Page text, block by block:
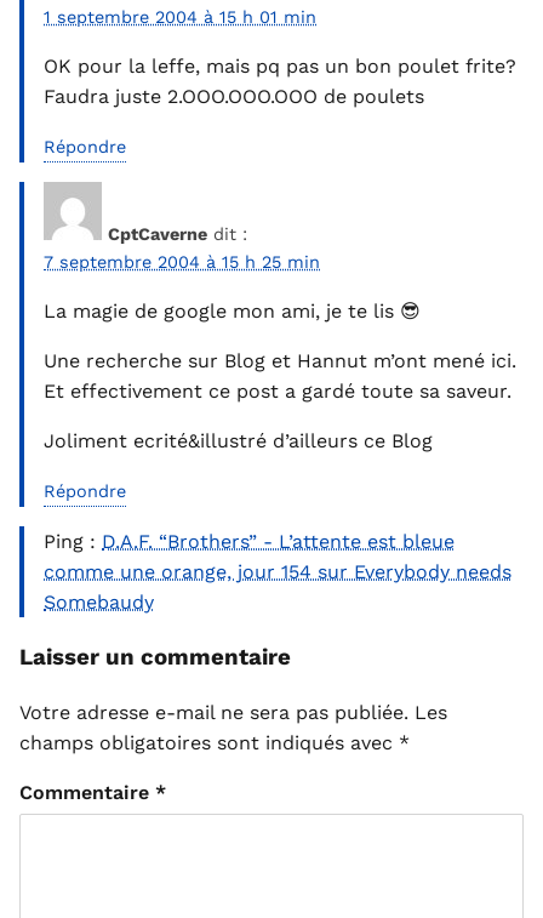
1 septembre 2004 à 15 h 01 min
OK pour la leffe, mais pq pas un bon poulet frite?
Faudra juste 2.OOO.OOO.OOO de poulets
Répondre
CptCaverne dit :
7 septembre 2004 à 15 h 25 min
La magie de google mon ami, je te lis 😎
Une recherche sur Blog et Hannut m’ont mené ici.
Et effectivement ce post a gardé toute sa saveur.
Joliment ecrité&illustré d’ailleurs ce Blog
Répondre
Ping : D.A.F. “Brothers” - L’attente est bleue
comme une orange, jour 154 sur Everybody needs
Somebaudy
Laisser un commentaire
Votre adresse e-mail ne sera pas publiée. Les
champs obligatoires sont indiqués avec *
Commentaire *